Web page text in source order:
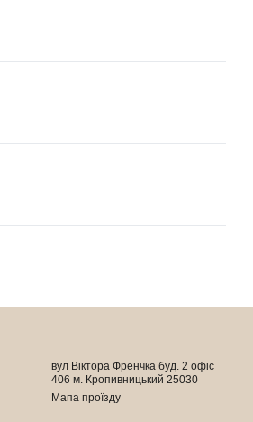
вул Віктора Френчка буд. 2 офіс
406 м. Кропивницький 25030
Мапа проїзду